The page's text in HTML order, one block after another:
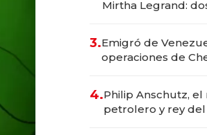
Mirtha Legrand:
3.Emigró de
operaciones de
4.Philip Anschutz, el
petrolero y rey